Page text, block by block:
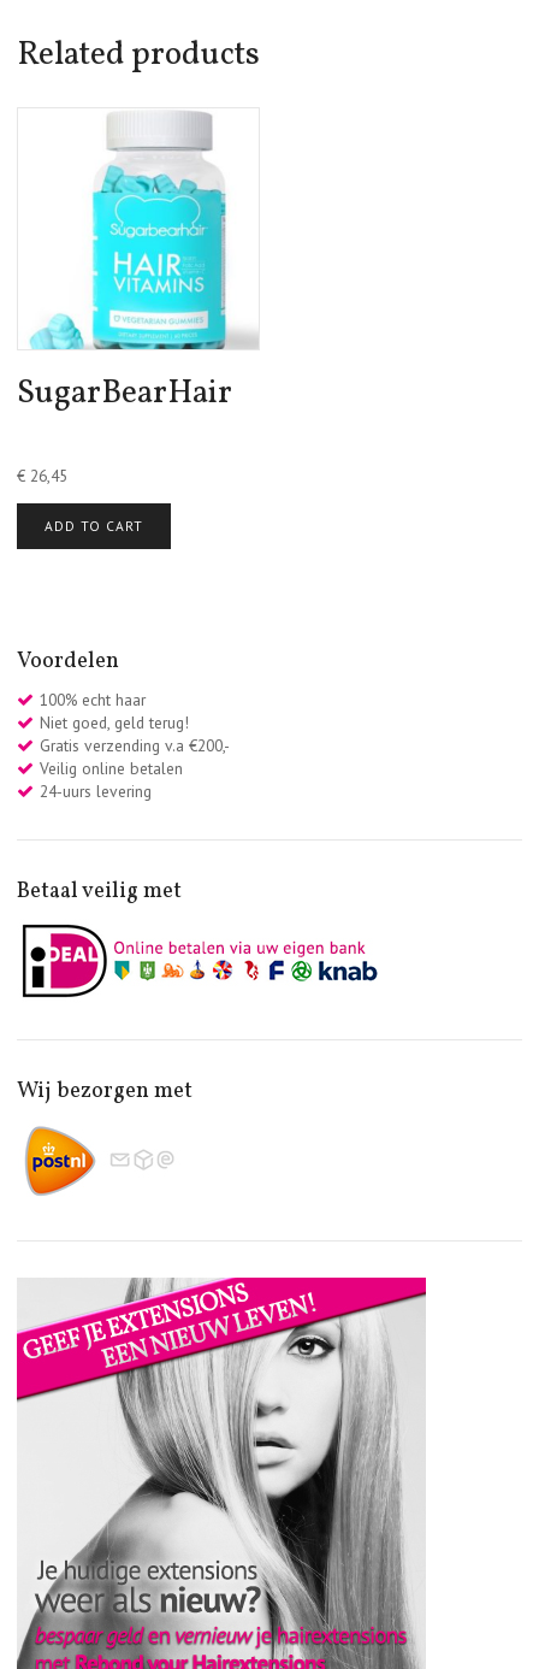
Related products
SugarBearHair
€26,45
ADD TO CART
Voordelen
100% echt haar
Niet goed, geld terug!
Gratis verzending v.a €200,-
Veilig online betalen
24-uurs levering
Betaal veilig met
Wij bezorgen met